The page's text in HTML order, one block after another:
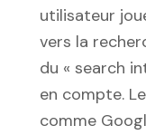
utilisateur
vers la
du « search
en compte.
comme